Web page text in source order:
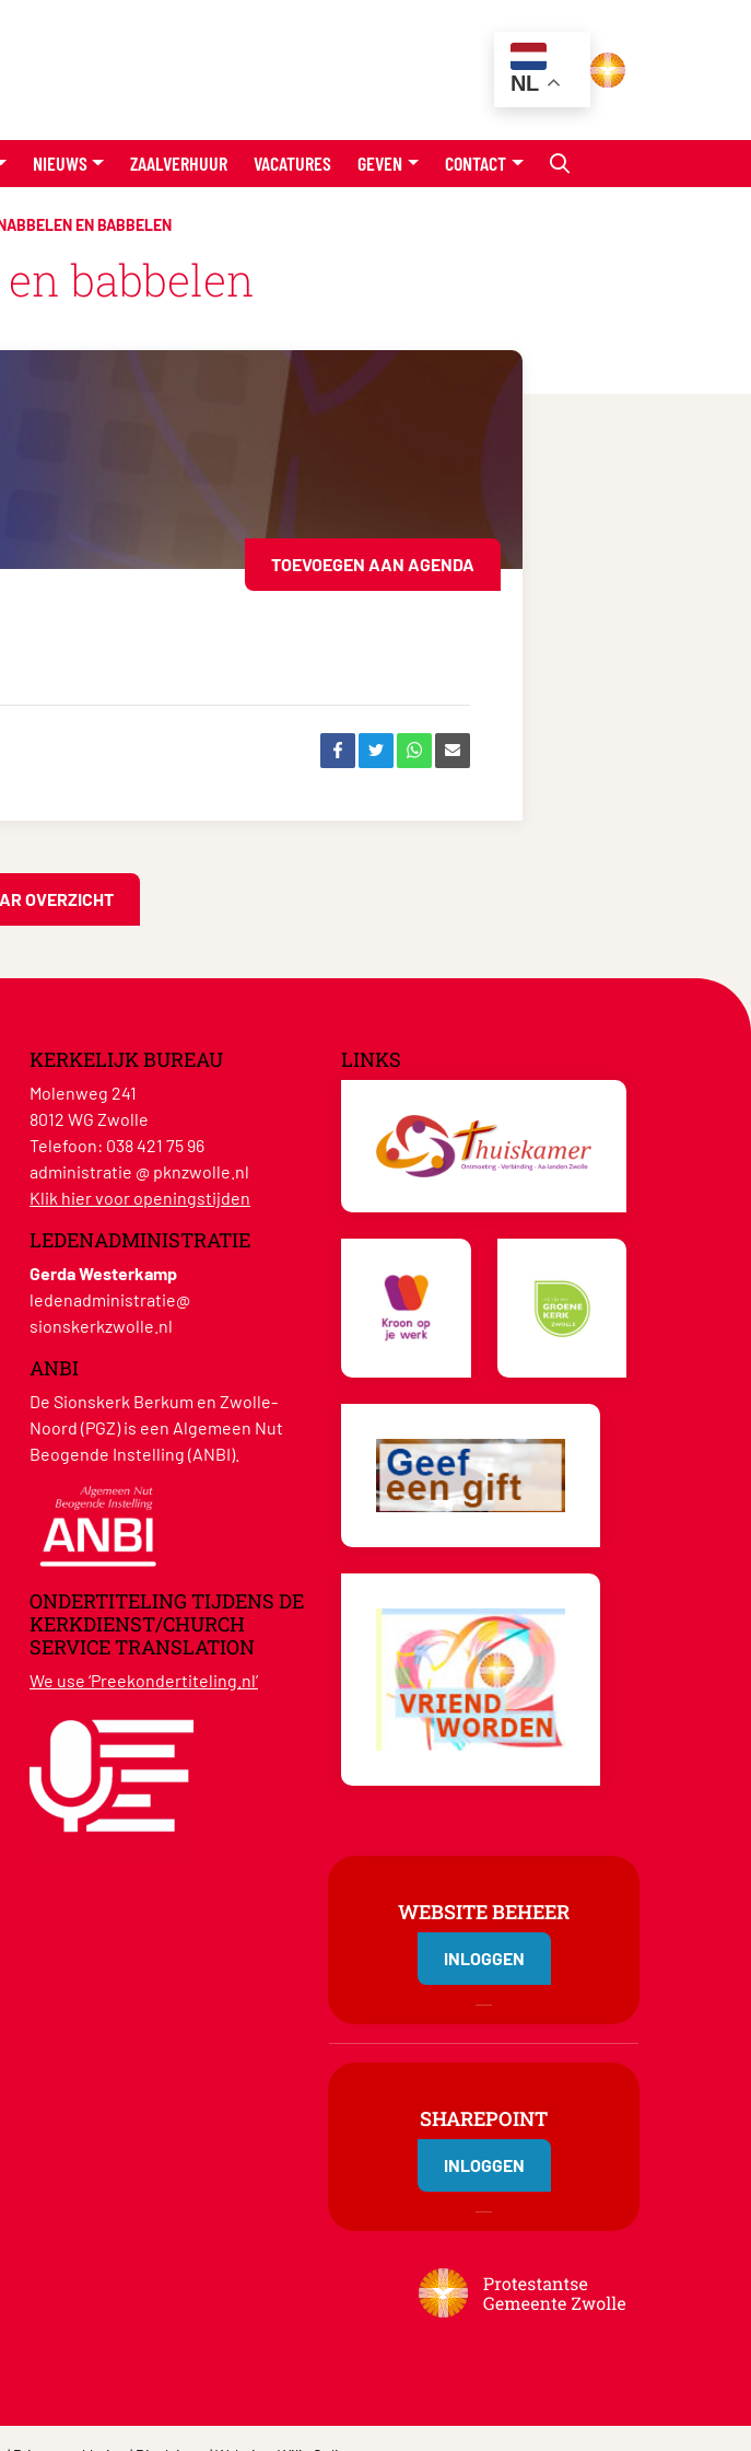
NL
NIEUWS ZAALVERHUUR VACATURES GEVEN CONTACT
EN BABBELEN
babbelen
TOEVOEGEN AAN AGENDA
OVERZICHT
KERKELIJK BUREAU
Molenweg 241
8012 WG Zwolle
Telefoon: 038 421 75 96
administratie @ pknzwolle.nl
Klik hier voor openingstijden
LEDENADMINISTRATIE
Gerda Westerkamp
ledenadministratie@
sionskerkzwolle.nl
ANBI
De Sionskerk Berkum en Zwolle-
Noord (PGZ) is een Algemeen Nut
Beogende Instelling (ANBI).
ONDERTITELING TIJDENS DE
KERKDIENST/CHURCH
SERVICE TRANSLATION
We use ‘Preekondertiteling.nl’
LINKS
WEBSITE BEHEER
INLOGGEN
SHAREPOINT
INLOGGEN